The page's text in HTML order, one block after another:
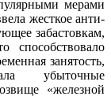
мерами
жесткое анти-
забастовкам,
способствовало
занятость,
убыточные
«железной